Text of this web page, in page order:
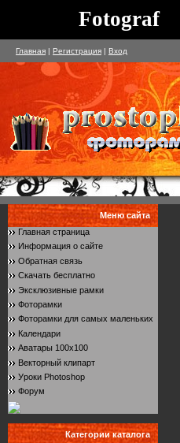
Fotograf
Главная | Регистрация | Вход
Меню сайта
Главная страница
Информация о сайте
Обратная связь
Скачать бесплатно
Эксклюзивные рамки
Фоторамки
Фоторамки для самых маленьких
Календари
Аватары 100x100
Векторный клипарт
Уроки Photoshop
Форум
Категории каталога